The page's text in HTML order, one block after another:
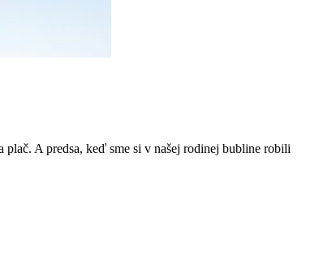
A predsa, keď sme si v našej rodinej bubline robili